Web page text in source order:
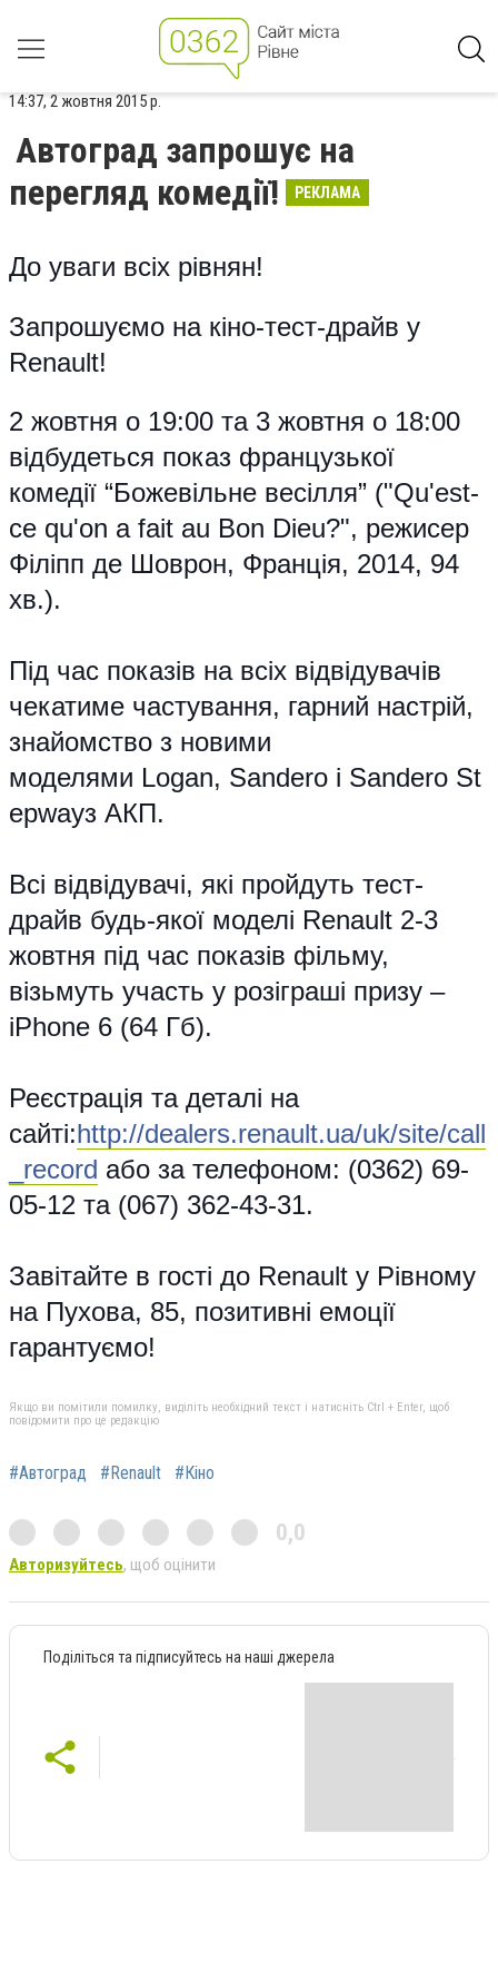
14:37, 2 жовтня 2015 р.
Автоград запрошує на
перегляд комедії!
РЕКЛАМА
До уваги всіх рівнян!
Запрошуємо на кіно-тест-драйв у
Renault!
2 жовтня о 19:00 та 3 жовтня о 18:00
відбудеться показ французької
комедії “Божевільне весілля” ("Qu'est-
ce qu'on a fait au Bon Dieu?", режисер
Філіпп де Шоврон, Франція, 2014, 94
хв.).
Під час показів на всіх відвідувачів
чекатиме частування, гарний настрій,
знайомство з новими
моделями Logan, Sandero і Sandero St
epwayз АКП.
Всі відвідувачі, які пройдуть тест-
драйв будь-якої моделі Renault 2-3
жовтня під час показів фільму,
візьмуть участь у розіграші призу –
iPhone 6 (64 Гб).
Реєстрація та деталі на
сайті:http://dealers.renault.ua/uk/site/call
_record або за телефоном: (0362) 69-
05-12 та (067) 362-43-31.
Завітайте в гості до Renault у Рівному
на Пухова, 85, позитивні емоції
гарантуємо!
Якщо ви помітили помилку, виділіть необхідний текст і натисніть Ctrl + Enter, щоб
повідомити про це редакцію
#Автоград #Renault #Кіно
0,0
Авторизуйтесь, щоб оцінити
Поділіться та підписуйтесь на наші джерела